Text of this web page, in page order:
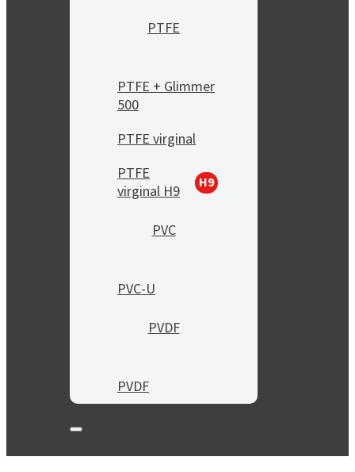
PTFE
PTFE + Glimmer
500
PTFE virginal
PTFE
virginal H9
H9
PVC
PVC-U
PVDF
PVDF